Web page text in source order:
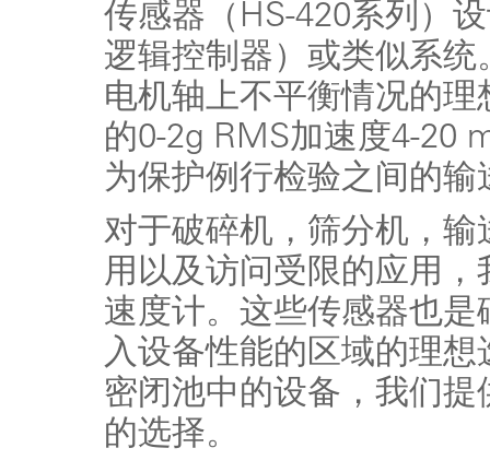
传感器（HS-420系列）
逻辑控制器）或类似系
电机轴上不平衡情况的
的0-2g RMS加速度4-20
为保护例行检验之间的
对于破碎机，筛分机，
用以及访问受限的应用
速度计。这些传感器也
入设备性能的区域的理
密闭池中的设备，我们
的选择。